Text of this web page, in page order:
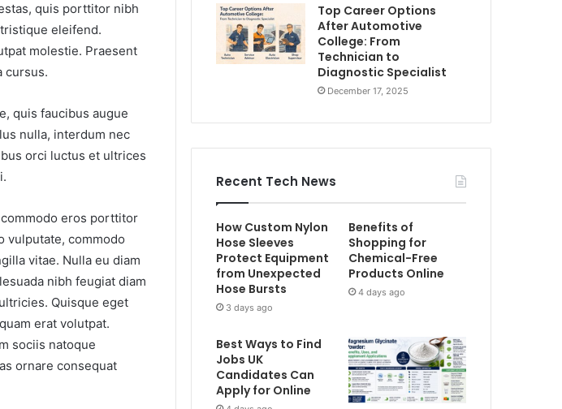
quis porttitor nibh
eleifend.
molestie. Praesent
cursus.
quis faucibus augue
nulla, interdum nec
orci luctus et ultrices
eros porttitor
vulputate, commodo
vitae. Nulla eu diam
nibh feugiat diam
Quisque eget
erat volutpat.
sociis natoque
ornare consequat
Top Career Options
After Automotive
College: From
Technician to
Diagnostic Specialist
December 17, 2025
Recent Tech News
How Custom Nylon
Hose Sleeves
Protect Equipment
from Unexpected
Hose Bursts
3 days ago
Benefits of
Shopping for
Chemical-Free
Products Online
4 days ago
Best Ways to Find
Jobs UK
Candidates Can
Apply for Online